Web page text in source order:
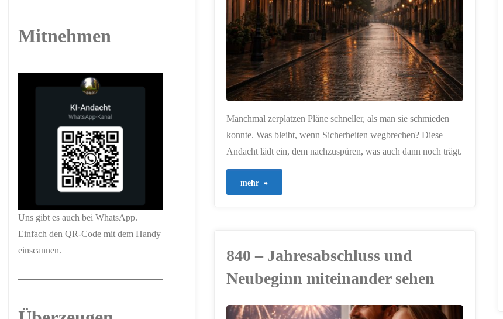
Manchmal zerplatzen Pläne schneller, als man sie schmieden
konnte. Was bleibt, wenn Sicherheiten wegbrechen? Diese
Andacht lädt ein, dem nachzuspüren, was auch dann noch trägt.
mehr "882
Pläne
sich
auflösen
ERSTELLT MIT
840 – Jahresabschluss und
Neubeginn miteinander sehen
Mitnehmen
Uns gibt es auch bei WhatsApp.
Einfach den QR-Code mit dem Handy
einscannen.